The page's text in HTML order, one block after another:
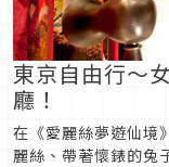
東京自由行～
廳！
在《愛麗絲夢遊仙境
麗絲、帶著懷錶的兔